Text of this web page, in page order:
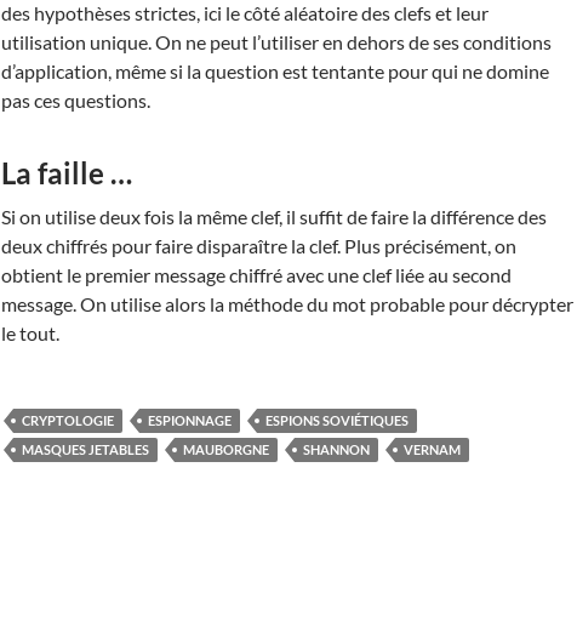
des hypothèses strictes, ici le côté aléatoire des clefs et leur
utilisation unique. On ne peut l’utiliser en dehors de ses conditions
d’application, même si la question est tentante pour qui ne domine
pas ces questions.
La faille …
Si on utilise deux fois la même clef, il suffit de faire la différence des
deux chiffrés pour faire disparaître la clef. Plus précisément, on
obtient le premier message chiffré avec une clef liée au second
message. On utilise alors la méthode du mot probable pour décrypter
le tout.
CRYPTOLOGIE ESPIONNAGE
ESPIONS SOVIÉTIQUES
MASQUES JETABLES
MAUBORGNE SHANNON VERNAM